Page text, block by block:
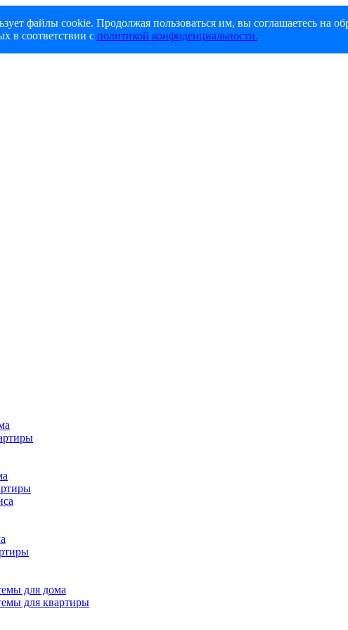
файлы cookie. Продолжая пользоваться им, вы соглашаетесь на
в соответствии с политикой конфиденциальности.
для дома
для квартиры